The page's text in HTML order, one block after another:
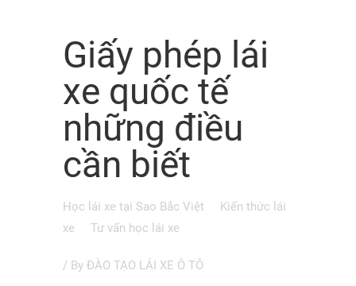
Giấy phép lái
xe quốc tế
những điều
cần biết
Học lái xe tại Sao Bắc Việt
Kiến thức lái
xe
Tư vấn học lái xe
/ By ĐÀO TẠO LÁI XE Ô TÔ